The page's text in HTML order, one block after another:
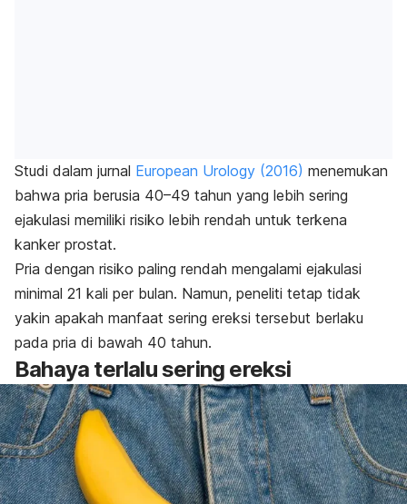
Studi dalam jurnal European Urology (2016) menemukan
bahwa pria berusia 40–49 tahun yang lebih sering
ejakulasi memiliki risiko lebih rendah untuk terkena
kanker prostat.
Pria dengan risiko paling rendah mengalami ejakulasi
minimal 21 kali per bulan. Namun, peneliti tetap tidak
yakin apakah manfaat sering ereksi tersebut berlaku
pada pria di bawah 40 tahun.
Bahaya terlalu sering ereksi